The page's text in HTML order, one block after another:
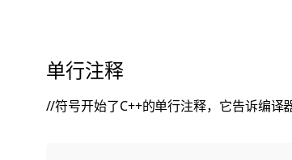
单行注释
//符号开始了C++的单行注释，它告诉编译